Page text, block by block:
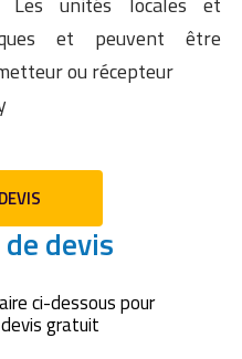
et peuvent être
ou récepteur
devis
ci-dessous pour
gratuit